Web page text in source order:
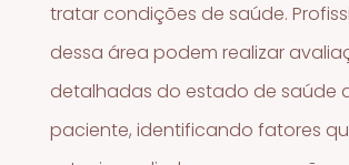
tratar condições de saúde.
dessa área podem realizar
detalhadas do estado de saúde
paciente, identificando fatores